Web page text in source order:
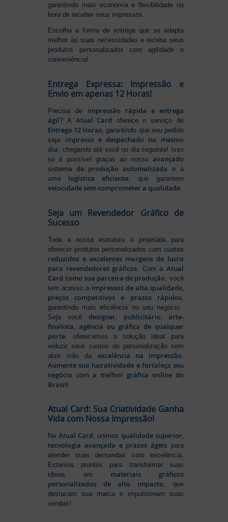
garantindo mais economia e flexibilidade na
hora de receber seus impressos.
Escolha a forma de entrega que se adapta
melhor às suas necessidades e receba seus
produtos personalizados com agilidade e
conveniência!
Entrega Expressa: Impressão e
Envio em apenas 12 Horas!
Precisa de impressão rápida e entrega
ágil? A Atual Card oferece o serviço de
Entrega 12 Horas, garantindo que seu pedido
seja impresso e despachado no mesmo
dia, chegando até você no dia seguinte! Isso
só é possível graças ao nosso avançado
sistema de produção automatizada e a
uma logística eficiente, que garantem
velocidade sem comprometer a qualidade.
Seja um Revendedor Gráfico de
Sucesso
Toda a nossa estrutura é projetada para
oferecer produtos personalizados com custos
reduzidos e excelentes margens de lucro
para revendedores gráficos . Com a Atual
Card como sua parceira de produção , você
tem acesso a impressos de alta qualidade,
preços competitivos e prazos rápidos,
garantindo mais eficiência no seu negócio.
Seja vocêdesigner, publicitário, arte-
finalista, agência ou gráfica de qualquer
porte , oferecemos a solução ideal para
reduzir seus custos de personalização sem
abrir mão da excelência na impressão
Aumente sua lucratividade e fortaleça seu
negócio com a melhor gráfica online do
Brasil!
Atual Card: Sua Criatividade Ganha
Vida com Nossa Impressão!
Na Atual Card, unimos qualidade superior,
tecnologia avançada e prazos ágeispara
atender suas demandas com excelência.
Estamos prontos para transformar suas
ideias em materiais gráficos
personalizados de alto impacto, que
destacam sua marca e impulsionam suas
vendas!